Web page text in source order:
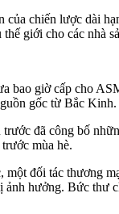
của chiến lược dài
giới cho các nhà
bao giờ cấp cho
gốc từ Bắc Kinh.
đã công bố
mùa hè.
đối tác thương
ảnh hưởng. Bức